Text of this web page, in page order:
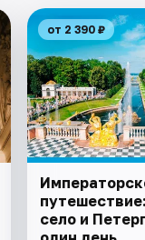
от 2 390 ₽
село и